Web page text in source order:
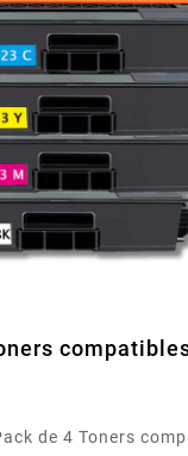
compatibles